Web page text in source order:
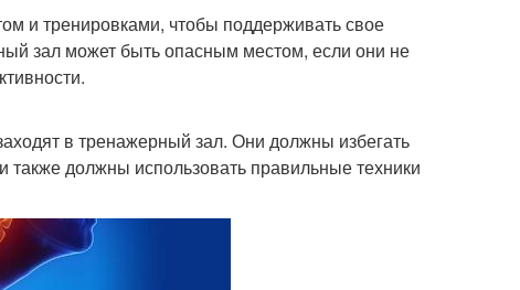
и тренировками, чтобы поддерживать свое
зал может быть опасным местом, если они не
в тренажерный зал. Они должны избегать
должны использовать правильные техники